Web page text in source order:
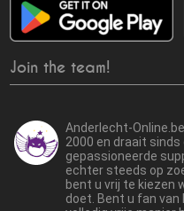
Join the team!
Anderlecht-
2000 en draait sinds
gepassioneerde
echter steeds op
bent u vrij te kiezen
doet. Bent u fan van